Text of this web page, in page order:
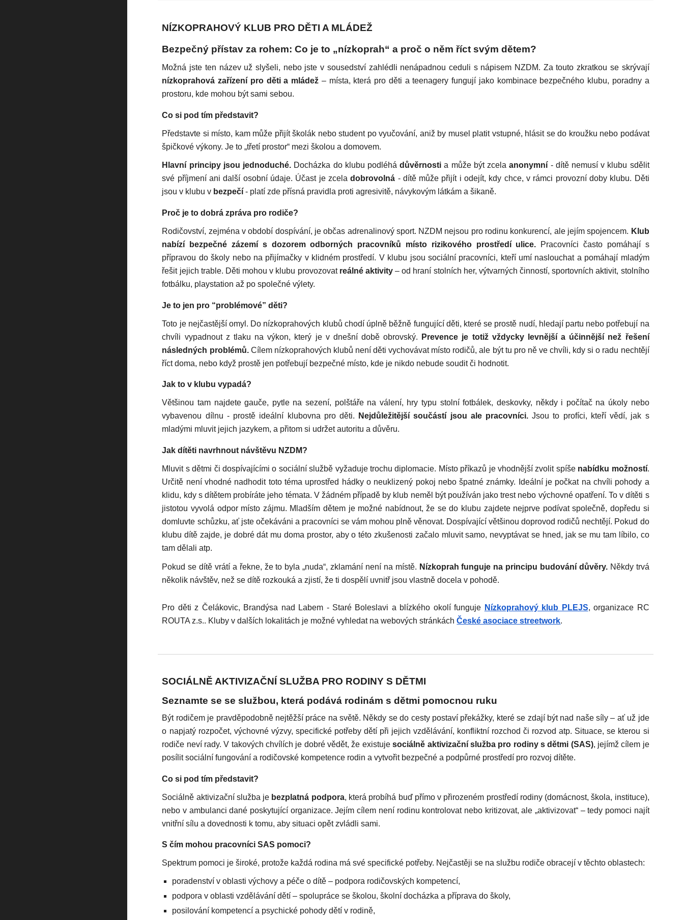
NÍZKOPRAHOVÝ KLUB PRO DĚTI A MLÁDEŽ
Bezpečný přístav za rohem: Co je to „nízkoprah“ a proč o něm říct svým dětem?
Možná jste ten název už slyšeli, nebo jste v sousedství zahlédli nenápadnou ceduli s nápisem NZDM. Za touto zkratkou se skrývají
nízkoprahová zařízení pro děti a mládež – místa, která pro děti a teenagery fungují jako kombinace bezpečného klubu, poradny a
prostoru, kde mohou být sami sebou.
Co si pod tím představit?
Představte si místo, kam může přijít školák nebo student po vyučování, aniž by musel platit vstupné, hlásit se do kroužku nebo podávat
špičkové výkony. Je to „třetí prostor“ mezi školou a domovem.
Hlavní principy jsou jednoduché. Docházka do klubu podléhádůvěrnostia může být zcelaanonymní - dítě nemusí v klubu sdělit
své příjmení ani další osobní údaje. Účast je zceladobrovolná - dítě může přijít i odejít, kdy chce, v rámci provozní doby klubu. Děti
jsou v klubu v bezpečí- platí zde přísná pravidla proti agresivitě, návykovým látkám a šikaně.
Proč je to dobrá zpráva pro rodiče?
Rodičovství, zejména v období dospívání, je občas adrenalinový sport. NZDM nejsou pro rodinu konkurencí, ale jejím spojencem. Klub
nabízí bezpečné zázemí s dozorem odborných pracovníků místo rizikového prostředí ulice. Pracovníci často pomáhají s
přípravou do školy nebo na přijímačky v klidném prostředí. V klubu jsou sociální pracovníci, kteří umí naslouchat a pomáhají mladým
řešit jejich trable. Děti mohou v klubu provozovat reálné aktivity– od hraní stolních her, výtvarných činností, sportovních aktivit, stolního
fotbálku, playstation až po společné výlety.
Je to jen pro “problémové” děti?
Toto je nejčastější omyl. Do nízkoprahových klubů chodí úplně běžně fungující děti, které se prostě nudí, hledají partu nebo potřebují na
chvíli vypadnout z tlaku na výkon, který je v dnešní době obrovský.
Prevence je totiž vždycky levnější a účinnější než řešení
následných problémů.Cílem nízkoprahových klubů není děti vychovávat místo rodičů, ale být tu pro ně ve chvíli, kdy si o radu nechtějí
říct doma, nebo když prostě jen potřebují bezpečné místo, kde je nikdo nebude soudit či hodnotit.
Jak to v klubu vypadá?
Většinou tam najdete gauče, pytle na sezení, polštáře na válení, hry typu stolní fotbálek, deskovky, někdy i počítač na úkoly nebo
vybavenou dílnu - prostě ideální klubovna pro děti.
Nejdůležitější součástí jsou ale pracovníci.Jsou to profíci, kteří vědí, jak s
mladými mluvit jejich jazykem, a přitom si udržet autoritu a důvěru.
Jak dítěti navrhnout návštěvu NZDM?
Mluvit s dětmi či dospívajícími o sociální službě vyžaduje trochu diplomacie. Místo příkazů je vhodnější zvolit spíše nabídku možností.
Určitě není vhodné nadhodit toto téma uprostřed hádky o neuklizený pokoj nebo špatné známky. Ideální je počkat na chvíli pohody a
klidu, kdy s dítětem probíráte jeho témata. V žádném případě by klub neměl být používán jako trest nebo výchovné opatření. To v dítěti s
jistotou vyvolá odpor místo zájmu. Mladším dětem je možné nabídnout, že se do klubu zajdete nejprve podívat společně, dopředu si
domluvte schůzku, ať jste očekáváni a pracovníci se vám mohou plně věnovat. Dospívající většinou doprovod rodičů nechtějí. Pokud do
klubu dítě zajde, je dobré dát mu doma prostor, aby o této zkušenosti začalo mluvit samo, nevyptávat se hned, jak se mu tam líbilo, co
tam dělali atp.
Pokud se dítě vrátí a řekne, že to byla „nuda“, zklamání není na místě. Nízkoprah funguje na principu budování důvěry.Někdy trvá
několik návštěv, než se dítě rozkouká a zjistí, že ti dospělí uvnitř jsou vlastně docela v pohodě.
Pro děti z Čelákovic, Brandýsa nad Labem - Staré Boleslavi a blízkého okolí funguje Nízkoprahový klub PLEJS, organizace RC
ROUTA z.s.. Kluby v dalších lokalitách je možné vyhledat na webových stránkách České asociace streetwork.
SOCIÁLNĚ AKTIVIZAČNÍ SLUŽBA PRO RODINY S DĚTMI
Seznamte se se službou, která podává rodinám s dětmi pomocnou ruku
Být rodičem je pravděpodobně nejtěžší práce na světě. Někdy se do cesty postaví překážky, které se zdají být nad naše síly – ať už jde
o napjatý rozpočet, výchovné výzvy, specifické potřeby dětí při jejich vzdělávání, konfliktní rozchod či rozvod atp. Situace, se kterou si
rodiče neví rady. V takových chvílích je dobré vědět, že existujesociálně aktivizační služba pro rodiny s dětmi (SAS), jejímž cílem je
posílit sociální fungování a rodičovské kompetence rodin a vytvořit bezpečné a podpůrné prostředí pro rozvoj dítěte.
Co si pod tím představit?
Sociálně aktivizační služba je bezplatná podpora, která probíhá buď přímo v přirozeném prostředí rodiny (domácnost, škola, instituce),
nebo v ambulanci dané poskytující organizace. Jejím cílem není rodinu kontrolovat nebo kritizovat, ale „aktivizovat“ – tedy pomoci najít
vnitřní sílu a dovednosti k tomu, aby situaci opět zvládli sami.
S čím mohou pracovníci SAS pomoci?
Spektrum pomoci je široké, protože každá rodina má své specifické potřeby. Nejčastěji se na službu rodiče obracejí v těchto oblastech:
poradenství v oblasti výchovy a péče o dítě – podpora rodičovských kompetencí,
podpora v oblasti vzdělávání dětí – spolupráce se školou, školní docházka a příprava do školy,
posilování kompetencí a psychické pohody dětí v rodině,